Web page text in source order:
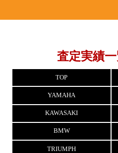
査定実績
TOP
YAMAHA
KAWASAKI
BMW
TRIUMPH